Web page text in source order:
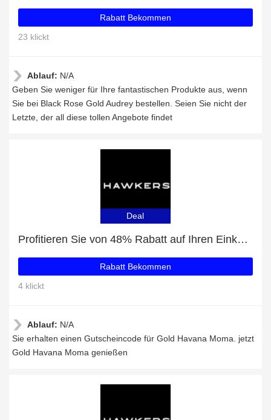
Rabatt Bekommen
23 klickt
Ablauf: N/A
Geben Sie weniger für Ihre fantastischen Produkte aus, wenn
Sie bei Black Rose Gold Audrey bestellen. Seien Sie nicht der
Letzte, der all diese tollen Angebote findet
Deal
Profitieren Sie von 48% Rabatt auf Ihren Einkauf und erhalten Sie ein kostenloses Geschenk
Rabatt Bekommen
4 klickt
Ablauf: N/A
Sie erhalten einen Gutscheincode für Gold Havana Moma. jetzt
Gold Havana Moma genießen